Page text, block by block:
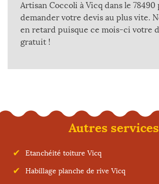
Artisan Coccoli à Vicq dans le 78490
demander votre devis au plus vite.
en retard puisque ce mois-ci votre
gratuit !
Autres services
Etanchéité toiture Vicq
Habillage planche de rive Vicq